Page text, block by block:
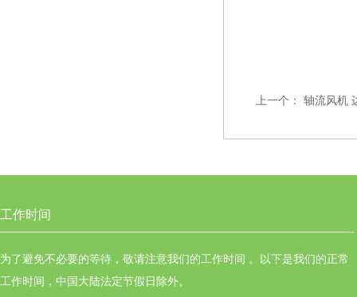
上一个： 轴流风机
工作时间
为了避免不必要的等待，敬请注意我们的工作时间 。以下是我们的正常
工作时间，中国大陆法定节假日除外。